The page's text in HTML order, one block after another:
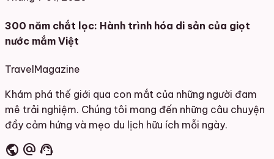
300 năm chắt lọc: Hành trình hóa di sản của giọt
nước mắm Việt
TravelMagazine
Khám phá thế giới qua con mắt của những người đam
mê trải nghiệm. Chúng tôi mang đến những câu chuyện
đầy cảm hứng và mẹo du lịch hữu ích mỗi ngày.
public alternate_email support_agent